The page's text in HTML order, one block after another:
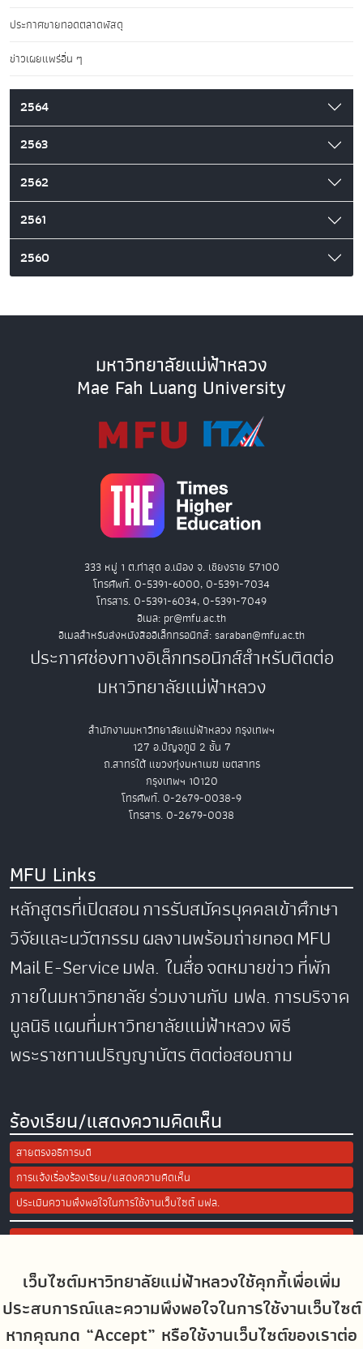
เว็บไซต์มหาวิทยาลัยแม่ฟ้าหลวงใช้คุกกี้เพื่อเพิ่ม
ประสบการณ์และความพึงพอใจในการใช้งานเว็บไซต์
หากคุณกด “Accept” หรือใช้งานเว็บไซต์ของเราต่อ
ประกาศขายทอดตลาดพัสดุ
ข่าวเผยแพร่อื่น ๆ
2564
2563
2562
2561
2560
มหาวิทยาลัยแม่ฟ้าหลวง
Mae Fah Luang University
333 หมู่ 1 ต.ท่าสุด อ.เมือง จ. เชียงราย 57100
โทรศัพท์. 0-5391-6000, 0-5391-7034
โทรสาร. 0-5391-6034, 0-5391-7049
อีเมล: pr@mfu.ac.th
อีเมลสำหรับส่งหนังสืออิเล็กทรอนิกส์: saraban@mfu.ac.th
ประกาศช่องทางอิเล็กทรอนิกส์สำหรับติดต่อ
มหาวิทยาลัยแม่ฟ้าหลวง
สำนักงานมหาวิทยาลัยแม่ฟ้าหลวง กรุงเทพฯ
127 อ.ปัญจภูมิ 2 ชั้น 7
ถ.สาทรใต้ แขวงทุ่งมหาเมฆ เขตสาทร
กรุงเทพฯ 10120
โทรศัพท์. 0-2679-0038-9
โทรสาร. 0-2679-0038
MFU Links
หลักสูตรที่เปิดสอนการรับสมัครบุคคลเข้าศึกษา
วิจัยและนวัตกรรมผลงานพร้อมถ่ายทอดMFU
MailE-Serviceมฟล. ในสื่อจดหมายข่าวที่พัก
ภายในมหาวิทยาลัยร่วมงานกับ มฟล.การบริจาค
มูลนิธิแผนที่มหาวิทยาลัยแม่ฟ้าหลวงพิธี
พระราชทานปริญญาบัตรติดต่อสอบถาม
ร้องเรียน/แสดงความคิดเห็น
สายตรงอธิการบดี
การแจ้งเรื่องร้องเรียน/แสดงความคิดเห็น
ประเมินความพึงพอใจในการใช้งานเว็บไซต์ มฟล.
Site Map
Social Media